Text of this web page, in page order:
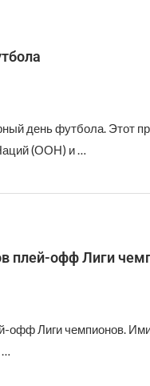
день футбола. Этот
(ООН) и …
плей-офф Лиги
офф Лиги чемпионов.
…